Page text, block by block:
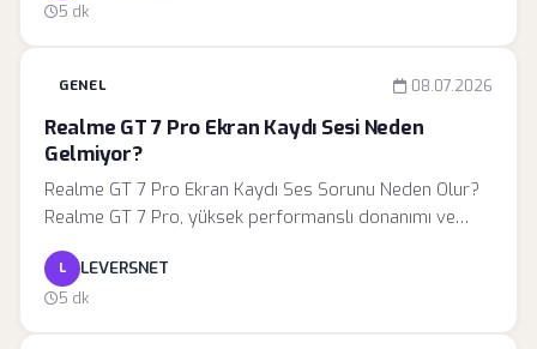
karmaşık bir prosedürden arındırarak, herkesin
iptal işlemleri belirli kurallara ve teknik kısıtlamalara
tabidir.
5 dk
GENEL 08.07.2026
Realme GT 7 Pro Ekran Kaydı Sesi Neden
Gelmiyor?
Realme GT 7 Pro Ekran Kaydı Ses Sorunu Neden Olur?
Realme GT 7 Pro, yüksek performanslı donanımı ve
gelişmiş Realme UI arayüzü ile dikkat çekse de, zaman
zaman ekran kaydı gibi temel işlevlerde yazılımsal
darboğazlar yaşanabilmektedir. Ekran kaydı sırasında
L
LEVERSNET
5 dk